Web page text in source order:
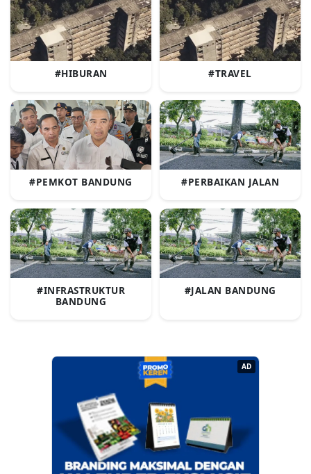
#HIBURAN #TRAVEL
#PEMKOT BANDUNG #PERBAIKAN JALAN
#INFRASTRUKTUR
BANDUNG
#JALAN BANDUNG
AD